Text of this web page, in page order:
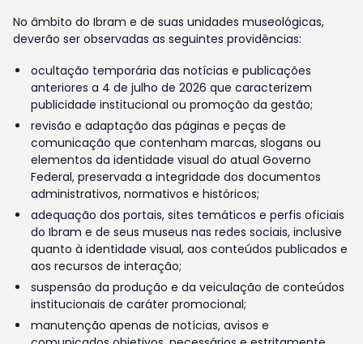
No âmbito do Ibram e de suas unidades museológicas,
deverão ser observadas as seguintes providências:
ocultação temporária das notícias e publicações
anteriores a 4 de julho de 2026 que caracterizem
publicidade institucional ou promoção da gestão;
revisão e adaptação das páginas e peças de
comunicação que contenham marcas, slogans ou
elementos da identidade visual do atual Governo
Federal, preservada a integridade dos documentos
administrativos, normativos e históricos;
adequação dos portais, sites temáticos e perfis oficiais
do Ibram e de seus museus nas redes sociais, inclusive
quanto à identidade visual, aos conteúdos publicados e
aos recursos de interação;
suspensão da produção e da veiculação de conteúdos
institucionais de caráter promocional;
manutenção apenas de notícias, avisos e